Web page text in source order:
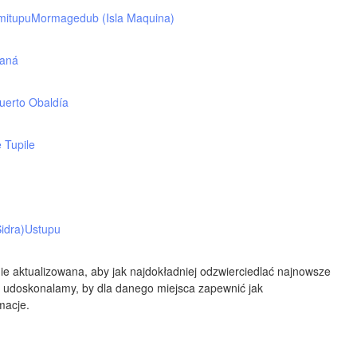
Mormagedub (Isla Maquina)
Obaldía
Tupile
Ustupu
aktualizowana, aby jak najdokładniej odzwierciedlać najnowsze
by dla danego miejsca zapewnić jak
Ciudad Juárez
Chihuahua Piedras Negras